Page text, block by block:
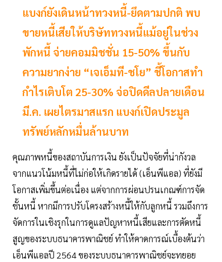
แบงก์ยังเดินหน้าทวงหนี้-ยึดตามปกติ พบ
ขายหนี้เสียให้บริษัททวงหนี้แม้อยู่ในช่วง
พักหนี้ จ่ายคอมมิชชั่น 15-50% ขึ้นกับ
ความยากง่าย “เจเอ็มที-ชโย” ชี้โอกาสทำ
กำไรเติบโต 25-30% จ่อปิดดีลปลายเดือน
มี.ค. เผยไตรมาสแรก แบงก์เปิดประมูล
ทรัพย์หลักหมื่นล้านบาท
คุณภาพหนี้ของสถาบันการเงิน ยังเป็นปัจจัยที่น่ากังวล
จากแนวโน้มหนี้ที่ไม่ก่อให้เกิดรายได้ (เอ็นพีแอล) ที่ยังมี
โอกาสเพิ่มขึ้นต่อเนื่อง แต่จากการผ่อนปรนเกณฑ์การจัด
ชั้นหนี้ หากมีการปรับโครงสร้างหนี้ให้กับลูกหนี้ รวมถึงการ
จัดการในเชิงรุกในการดูแลปัญหาหนี้เสียและการตัดหนี้
สูญของระบบธนาคารพาณิชย์ ทำให้คาดการณ์เบื้องต้นว่า
เอ็นพีแอลปี 2564 ของระบบธนาคารพาณิชย์จะทยอย